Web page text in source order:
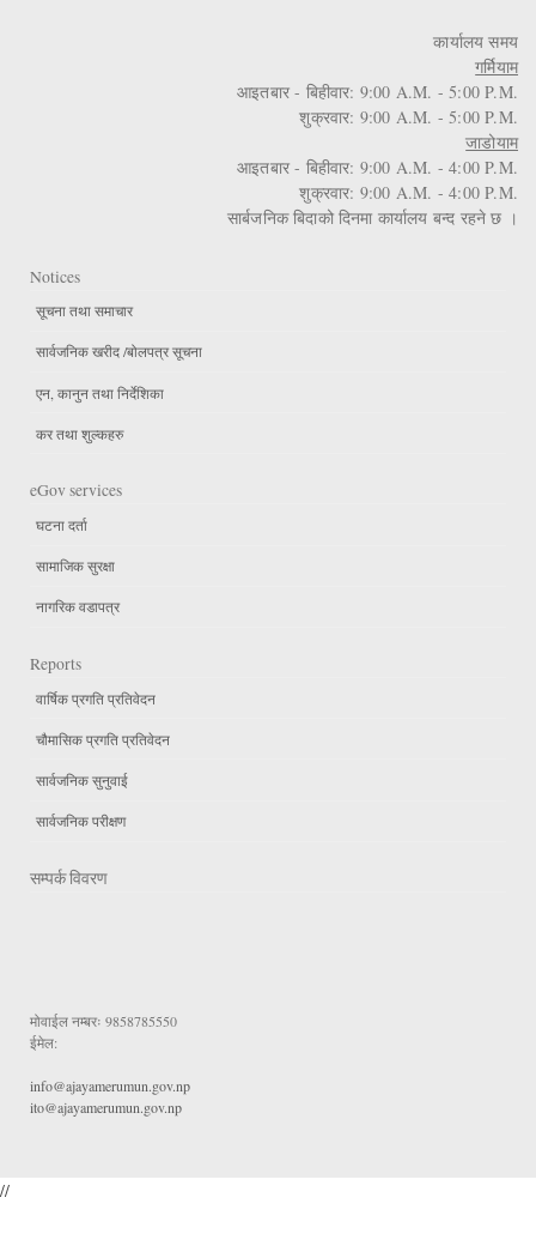
कार्यालय समय
गर्मियाम
आइतबार - बिहीवार: 9:00 A.M. - 5:00 P.M.
शुक्रवार: 9:00 A.M. - 5:00 P.M.
जाडोयाम
आइतबार - बिहीवार: 9:00 A.M. - 4:00 P.M.
शुक्रवार: 9:00 A.M. - 4:00 P.M.
सार्बजनिक बिदाको दिनमा कार्यालय बन्द रहने छ ।
Notices
सूचना तथा समाचार
सार्वजनिक खरीद /बोलपत्र सूचना
एन, कानुन तथा निर्देशिका
कर तथा शुल्कहरु
eGov services
घटना दर्ता
सामाजिक सुरक्षा
नागरिक वडापत्र
Reports
वार्षिक प्रगति प्रतिवेदन
चौमासिक प्रगति प्रतिवेदन
सार्वजनिक सुनुवाई
सार्वजनिक परीक्षण
सम्पर्क विवरण
मोवाईल नम्बरः 9858785550
ईमेल:
info@ajayamerumun.gov.np
ito@ajayamerumun.gov.np
//